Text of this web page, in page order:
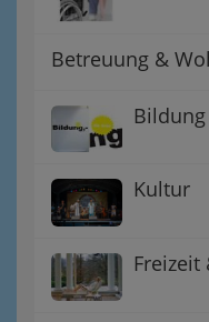
Betreuung &
Kultur
Freizeit